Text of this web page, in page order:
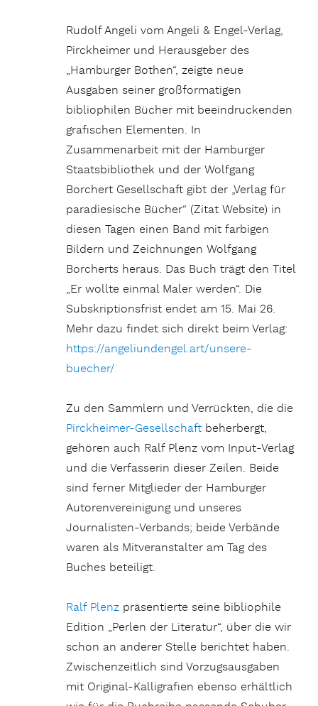
Rudolf Angeli vom Angeli & Engel-Verlag,
Pirckheimer und Herausgeber des
„Hamburger Bothen“, zeigte neue
Ausgaben seiner großformatigen
bibliophilen Bücher mit beeindruckenden
grafischen Elementen. In
Zusammenarbeit mit der Hamburger
Staatsbibliothek und der Wolfgang
Borchert Gesellschaft gibt der „Verlag für
paradiesische Bücher“ (Zitat Website) in
diesen Tagen einen Band mit farbigen
Bildern und Zeichnungen Wolfgang
Borcherts heraus. Das Buch trägt den Titel
„Er wollte einmal Maler werden“. Die
Subskriptionsfrist endet am 15. Mai 26.
Mehr dazu findet sich direkt beim Verlag:
https://angeliundengel.art/unsere-
buecher/
Zu den Sammlern und Verrückten, die die
Pirckheimer-Gesellschaft beherbergt,
gehören auch Ralf Plenz vom Input-Verlag
und die Verfasserin dieser Zeilen. Beide
sind ferner Mitglieder der Hamburger
Autorenvereinigung und unseres
Journalisten-Verbands; beide Verbände
waren als Mitveranstalter am Tag des
Buches beteiligt.
Ralf Plenz präsentierte seine bibliophile
Edition „Perlen der Literatur“, über die wir
schon an anderer Stelle berichtet haben.
Zwischenzeitlich sind Vorzugsausgaben
mit Original-Kalligrafien ebenso erhältlich